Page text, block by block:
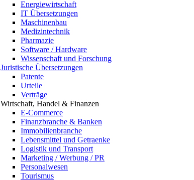
Energiewirtschaft
IT Übersetzungen
Maschinenbau
Medizintechnik
Pharmazie
Software / Hardware
Wissenschaft und Forschung
Juristische Übersetzungen
Patente
Urteile
Verträge
Wirtschaft, Handel & Finanzen
E-Commerce
Finanzbranche & Banken
Immobilienbranche
Lebensmittel und Getraenke
Logistik und Transport
Marketing / Werbung / PR
Personalwesen
Tourismus